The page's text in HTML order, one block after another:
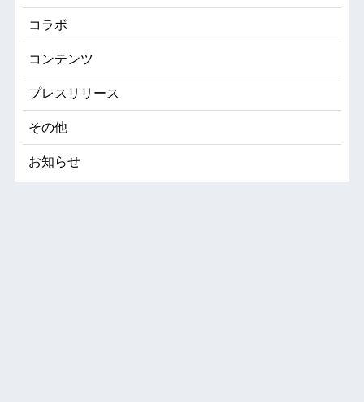
コラボ
コンテンツ
プレスリリース
その他
お知らせ